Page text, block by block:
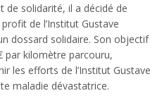
de solidarité, il a décidé de
de l’Institut Gustave
dossard solidaire. Son objectif
par kilomètre parcouru,
les efforts de l’Institut Gustave
maladie dévastatrice.